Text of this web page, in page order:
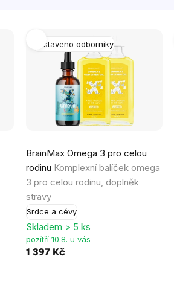
Sestaveno odborníky
BrainMax Omega 3 pro celou
rodinu Komplexní balíček omega
3 pro celou rodinu, doplněk
stravy
Srdce a cévy
Skladem > 5 ks
pozítří 10.8. u vás
1 397 Kč